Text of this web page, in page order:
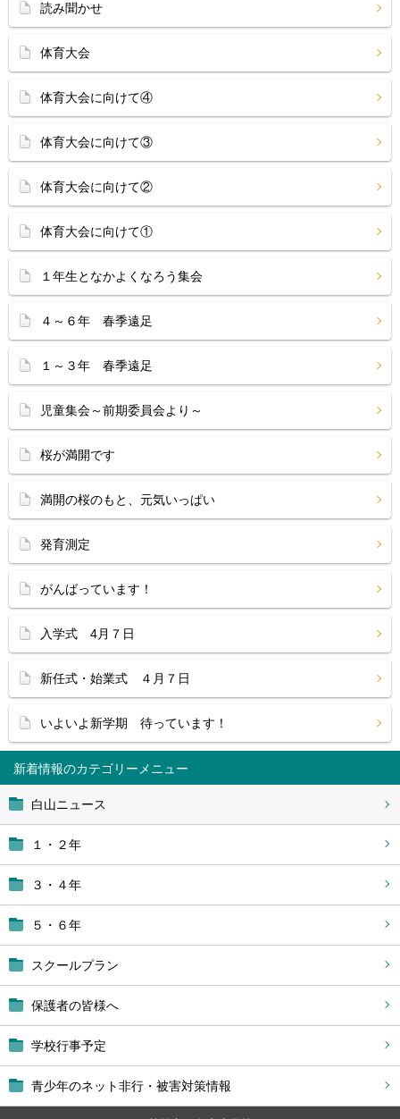
新着情報
白山ニュース
１・２年
３・４年
５・６年
スクールプラン
保護者の皆様へ
学校行事予定
青少年のネット非行・被害対策情報
読み聞かせ
体育大会
体育大会に向けて④
体育大会に向けて③
体育大会に向けて②
体育大会に向けて①
１年生となかよくなろう集会
４～６年 春季遠足
１～３年 春季遠足
児童集会～前期委員会より～
桜が満開です
満開の桜のもと、元気いっぱい
発育測定
がんばっています！
入学式 4月７日
新任式・始業式 ４月７日
いよいよ新学期 待っています！